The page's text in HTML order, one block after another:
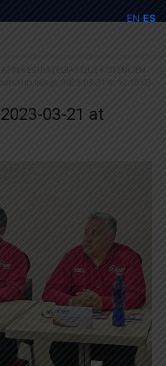
ESTRATEGIAS QUE POTENCIEN
Image 2023-03-21 at 12.15.03
03-21 at
EN ES